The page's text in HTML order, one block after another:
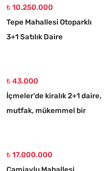
₺ 10.250.000
Tepe Mahallesi Otoparklı
3+1 Satılık Daire
₺ 43.000
İçmeler'de kiralık 2+1 daire,
mutfak, mükemmel bir
₺ 17.000.000